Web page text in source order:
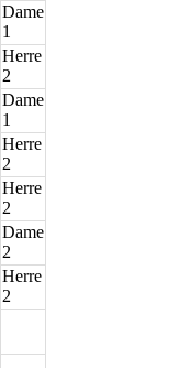
Dame
1
Herre
2
Dame
1
Herre
2
Herre
2
Dame
2
Herre
2